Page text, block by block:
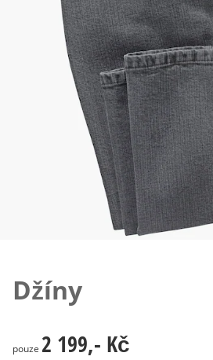
Džíny
2 199,- Kč
pouze 2 199,- Kč